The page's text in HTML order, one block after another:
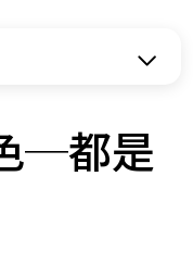
─都是